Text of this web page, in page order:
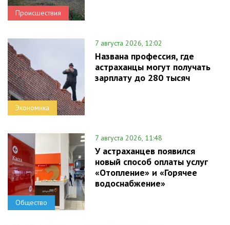
Происшествия
Экономика
7 августа 2026, 12:02
Названа профессия, где
астраханцы могут получать
зарплату до 280 тысяч
Общество
7 августа 2026, 11:48
У астраханцев появился
новый способ оплаты услуг
«Отопление» и «Горячее
водоснабжение»